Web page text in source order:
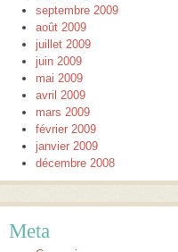
septembre 2009
août 2009
juillet 2009
juin 2009
mai 2009
avril 2009
mars 2009
février 2009
janvier 2009
décembre 2008
Meta